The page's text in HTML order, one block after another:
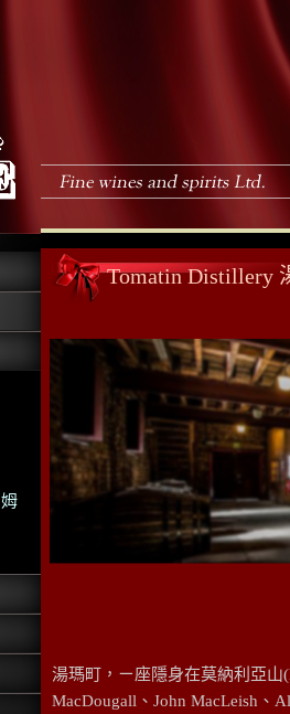
Tomatin Distillery
湯瑪町，ㄧ座隱身在莫納利亞山
MacDougall、John MacLeish、